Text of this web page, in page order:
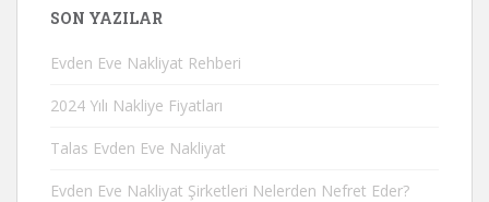
SON YAZILAR
Evden Eve Nakliyat Rehberi
2024 Yılı Nakliye Fiyatları
Talas Evden Eve Nakliyat
Evden Eve Nakliyat Şirketleri Nelerden Nefret Eder?